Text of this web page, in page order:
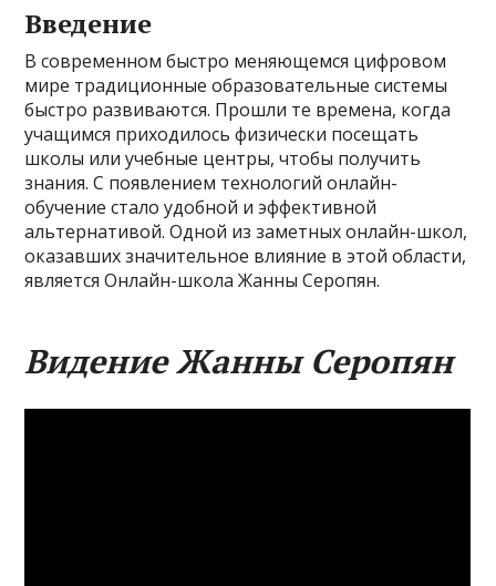
Введение
В современном быстро меняющемся цифровом
мире традиционные образовательные системы
быстро развиваются. Прошли те времена, когда
учащимся приходилось физически посещать
школы или учебные центры, чтобы получить
знания. С появлением технологий онлайн-
обучение стало удобной и эффективной
альтернативой. Одной из заметных онлайн-школ,
оказавших значительное влияние в этой области,
является Онлайн-школа Жанны Серопян.
Видение Жанны Серопян